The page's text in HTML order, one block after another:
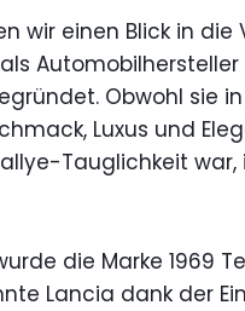
wir einen Blick in die
als
Obwohl sie
Luxus und
Tauglichkeit
die Marke 1969
Lancia dank der